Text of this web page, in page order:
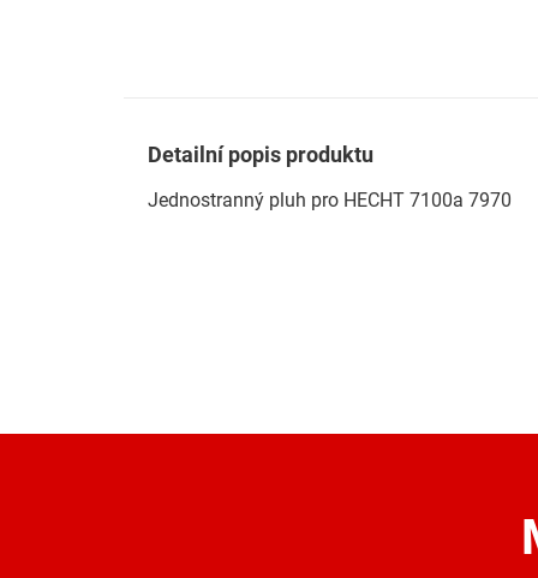
Detailní popis produktu
Jednostranný pluh pro HECHT 7100a 7970